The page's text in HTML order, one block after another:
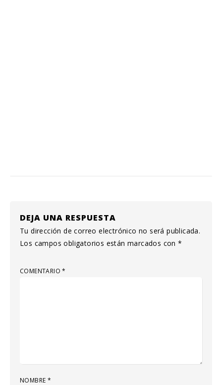
DEJA UNA RESPUESTA
Tu dirección de correo electrónico no será publicada.
Los campos obligatorios están marcados con*
COMENTARIO*
NOMBRE *